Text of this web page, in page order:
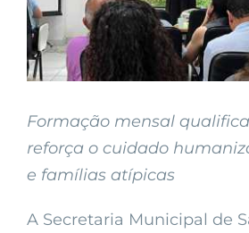
Formação mensal
reforça o cuidado
e famílias atípicas
A Secretaria Municipal de